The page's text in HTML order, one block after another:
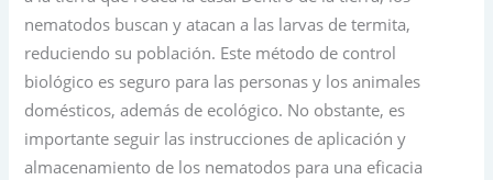
nematodos buscan y atacan a las larvas de termita,
reduciendo su población. Este método de control
biológico es seguro para las personas y los animales
domésticos, además de ecológico. No obstante, es
importante seguir las instrucciones de aplicación y
almacenamiento de los nematodos para una eficacia